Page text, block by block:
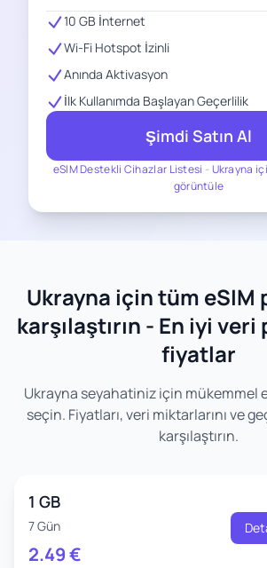
eSIM Destekli Cihazlar Listesi - Ukrayna
görüntüle
10 GB İnternet
Wi-Fi Hotspot İzinli
Anında Aktivasyon
İlk Kullanımda Başlayan Geçerlilik
Şimdi Satın Al
Ukrayna için tüm eSIM
karşılaştırın - En iyi
fiyatlar
Ukrayna seyahatiniz için mükemmel
seçin. Fiyatları, veri miktarlarını ve
karşılaştırın.
1 GB
7 Gün
2.49€